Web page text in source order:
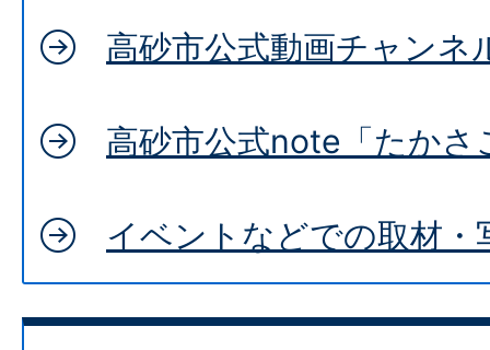
高砂市公式動画チャンネ
高砂市公式note「たか
イベントなどでの取材・